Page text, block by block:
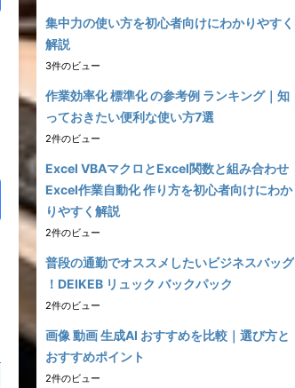
集中力の使い方を初心者向けにわかりやすく
解説
3件のビュー
作業効率化 標準化 の参考例 ランキング｜知
っておきたい便利な使い方7選
2件のビュー
Excel VBAマクロとExcel関数と組み合わせ
Excel作業自動化 作り方を初心者向けにわか
りやすく解説
2件のビュー
普段の通勤でオススメしたいビジネスバッグ
！DEIKEB リュック バックパック
2件のビュー
画像 動画 生成AI おすすめを比較｜選び方と
おすすめポイント
2件のビュー